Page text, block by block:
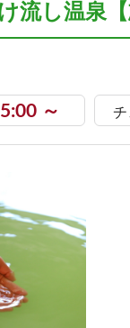
し温泉【
～ チ